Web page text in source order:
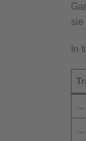
sie
In
…
…